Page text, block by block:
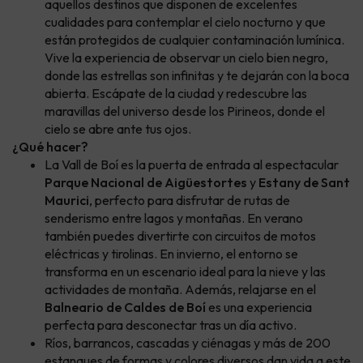
aquellos destinos que disponen de excelentes
cualidades para contemplar el cielo nocturno y que
están protegidos de cualquier contaminación lumínica.
Vive la experiencia de observar un cielo bien negro,
donde las estrellas son infinitas y te dejarán con la boca
abierta. Escápate de la ciudad y redescubre las
maravillas del universo desde los Pirineos, donde el
cielo se abre ante tus ojos.
¿Qué hacer?
La Vall de Boí es la puerta de entrada al espectacular
Parque Nacional de Aigüestortes y Estany de Sant
Maurici, perfecto para disfrutar de rutas de
senderismo entre lagos y montañas. En verano
también puedes divertirte con circuitos de motos
eléctricas y tirolinas. En invierno, el entorno se
transforma en un escenario ideal para la nieve y las
actividades de montaña. Además, relajarse en el
Balneario de Caldes de Boí es una experiencia
perfecta para desconectar tras un día activo.
Ríos, barrancos, cascadas y ciénagas y más de 200